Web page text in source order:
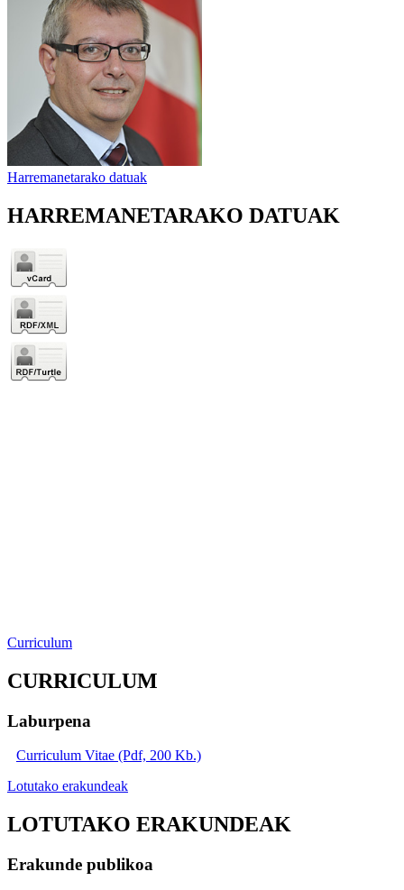
Harremanetarako datuak
HARREMANETARAKO DATUAK
Curriculum
CURRICULUM
Laburpena
Curriculum Vitae (Pdf, 200 Kb.)
Lotutako erakundeak
LOTUTAKO ERAKUNDEAK
Erakunde publikoa